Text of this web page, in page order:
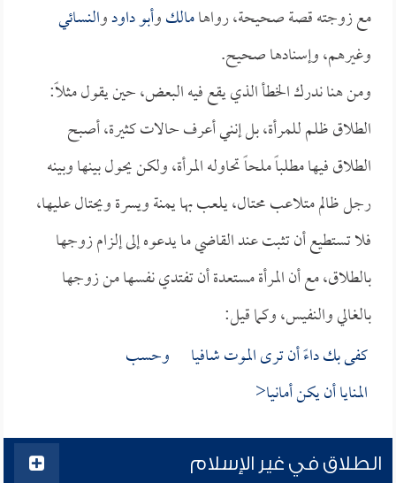
مع زوجته قصة صحيحة، رواهامالكوأبو داودوالنسائي
وغيرهم، وإسنادها صحيح.
ومن هنا ندرك الخطأ الذي يقع فيه البعض، حين يقول مثلاً:
الطلاق ظلم للمرأة، بل إنني أعرف حالات كثيرة، أصبح
الطلاق فيها مطلباً ملحاً تحاوله المرأة، ولكن يحول بينها وبينه
رجل ظالم متلاعب محتال، يلعب بها يمنة ويسرة ويحتال عليها،
فلا تستطيع أن تثبت عند القاضي ما يدعوه إلى إلزام زوجها
بالطلاق، مع أن المرأة مستعدة أن تفتدي نفسها من زوجها
بالغالي والنفيس، وكما قيل:
كفى بك داءً أن ترى الموت شافيا وحسب
المنايا أن يكن أمانيا<
الطلاق في غير الإسلام